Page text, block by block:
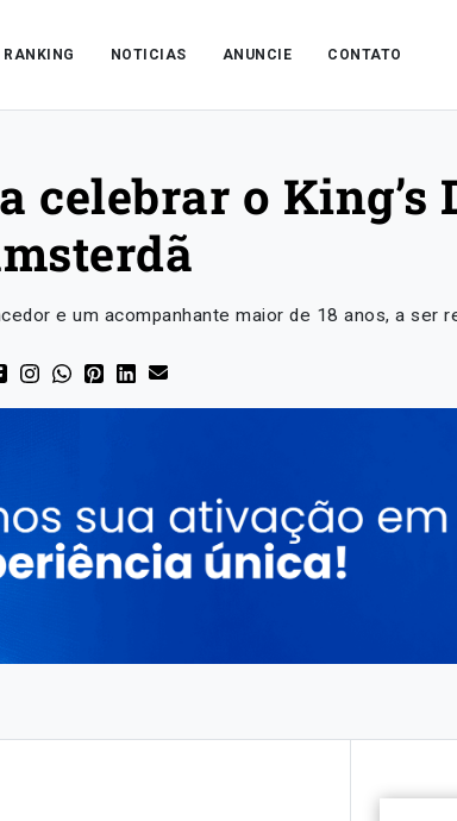
RANKING NOTICIAS ANUNCIE CONTATO
o King’s
e um acompanhante maior de 18 anos, a ser